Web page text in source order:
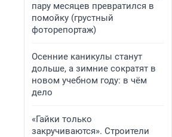
пару месяцев превратился в
помойку (грустный
фоторепортаж)
Осенние каникулы станут
дольше, а зимние сократят в
новом учебном году: в чём
дело
«Гайки только
закручиваются». Строители